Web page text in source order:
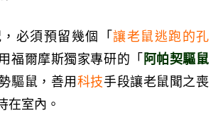
必須預留幾個「 讓老鼠逃跑的孔
福爾摩斯獨家專研的「 阿帕契驅鼠
驅鼠，善用 科技手段讓老鼠聞之喪
在室內。